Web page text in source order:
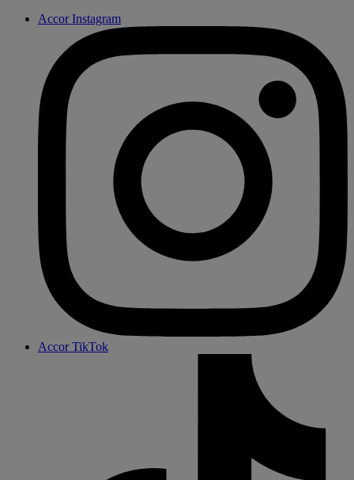
Accor Instagram
Accor TikTok